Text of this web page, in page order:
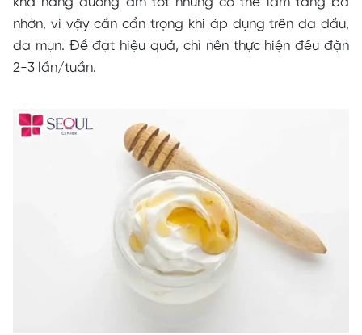
nhờn, vì vậy cần cẩn trọng khi áp dụng trên da dầu,
da mụn. Để đạt hiệu quả, chỉ nên thực hiện đều đặn
2-3 lần/tuần.